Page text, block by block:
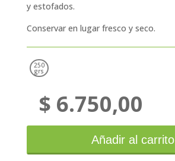
y estofados.
Conservar en lugar fresco y seco.
250
grs
$ 6.750,00
Dusen
Chimichurri
cantidad
Añadir al carrito